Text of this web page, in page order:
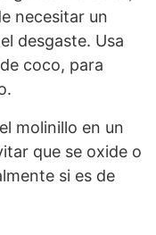
necesitar un
desgaste. Usa
coco, para
molinillo en un
que se oxide o
si es de